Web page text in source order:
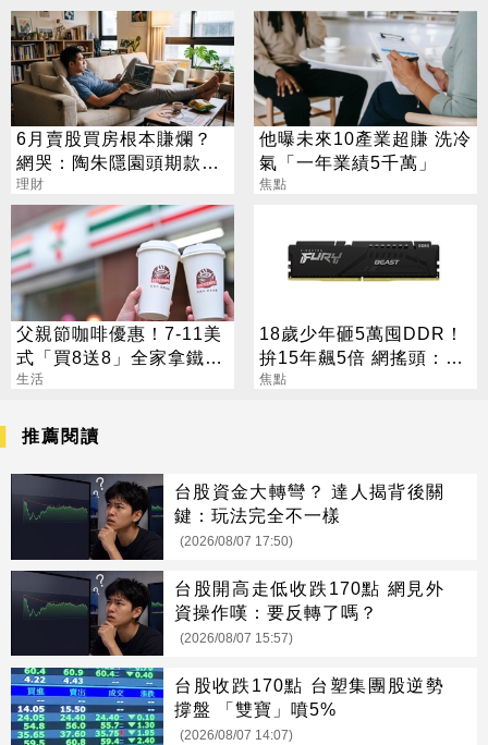
6月賣股買房根本賺爛？
網哭：陶朱隱園頭期款已
賠光
理財
他曝未來10產業超賺 洗冷
氣「一年業績5千萬」
焦點
父親節咖啡優惠！7-11美
式「買8送8」全家拿鐵2
杯85元
生活
18歲少年砸5萬囤DDR！
拚15年飆5倍 網搖頭：會
報廢
焦點
推薦閱讀
台股資金大轉彎？ 達人揭背後關
鍵：玩法完全不一樣
(2026/08/07 17:50)
台股開高走低收跌170點 網見外
資操作嘆：要反轉了嗎？
(2026/08/07 15:57)
台股收跌170點 台塑集團股逆勢
撐盤 「雙寶」噴5%
(2026/08/07 14:07)